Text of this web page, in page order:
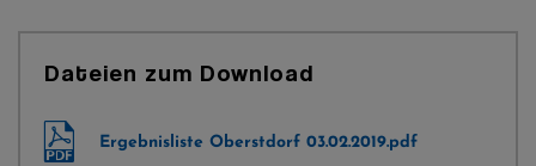
Dateien zum Download
Ergebnisliste Oberstdorf 03.02.2019.pdf